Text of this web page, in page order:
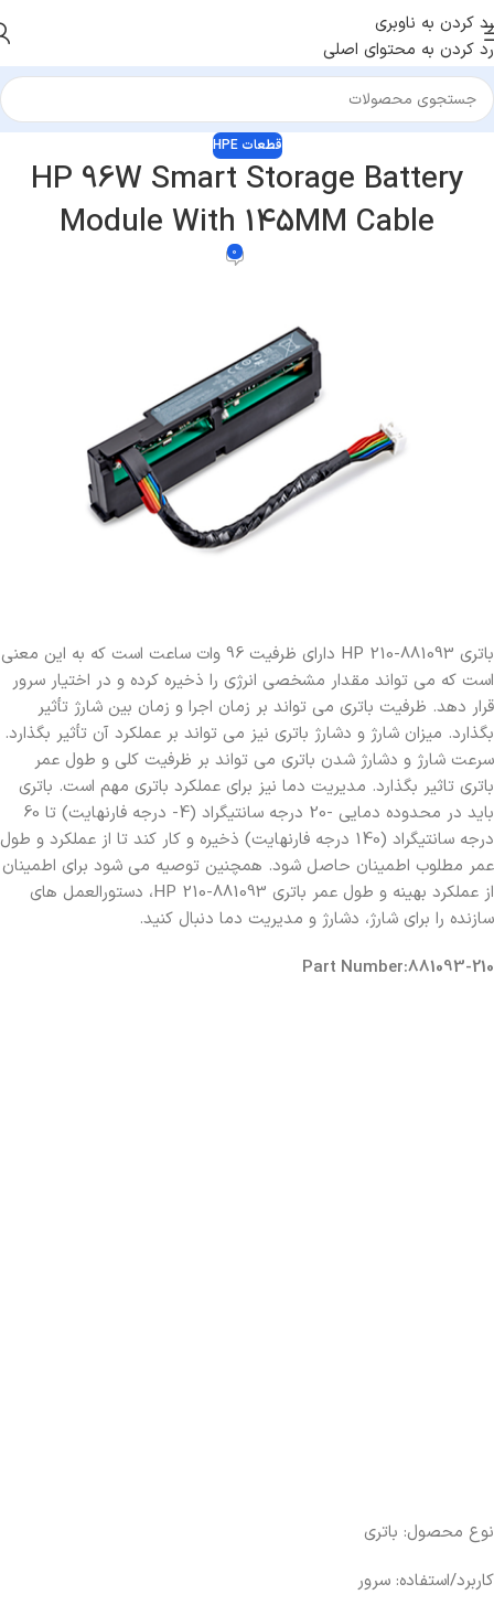
رد کردن به ناوبری
رد کردن به محتوای اصلی
قطعات HPE
HP 96W Smart Storage Battery
Module With 145MM Cable
0
باتری 881093-210 HP دارای ظرفیت 96 وات ساعت است که به این معنی
است که می تواند مقدار مشخصی انرژی را ذخیره کرده و در اختیار سرور
قرار دهد. ظرفیت باتری می تواند بر زمان اجرا و زمان بین شارژ تأثیر
بگذارد. میزان شارژ و دشارژ باتری نیز می تواند بر عملکرد آن تأثیر بگذارد.
سرعت شارژ و دشارژ شدن باتری می تواند بر ظرفیت کلی و طول عمر
باتری تاثیر بگذارد. مدیریت دما نیز برای عملکرد باتری مهم است. باتری
باید در محدوده دمایی -20 درجه سانتیگراد (4- درجه فارنهایت) تا 60
درجه سانتیگراد (140 درجه فارنهایت) ذخیره و کار کند تا از عملکرد و طول
عمر مطلوب اطمینان حاصل شود. همچنین توصیه می شود برای اطمینان
از عملکرد بهینه و طول عمر باتری 881093-210 HP، دستورالعمل های
سازنده را برای شارژ، دشارژ و مدیریت دما دنبال کنید.
Part Number:881093-210
نوع محصول: باتری
کاربرد/استفاده: سرور